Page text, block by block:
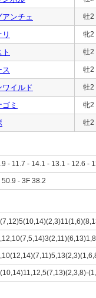
アンチェ 牡2
牝2
牡2
ス 牡2
ワイルド 牡2
ミ 牝2
牡2
- 11.7 - 14.1 - 13.1 - 12.6 -
50.9 - 3F 38.2
(10,14)11,12,5(7,13)(2,3,8)-